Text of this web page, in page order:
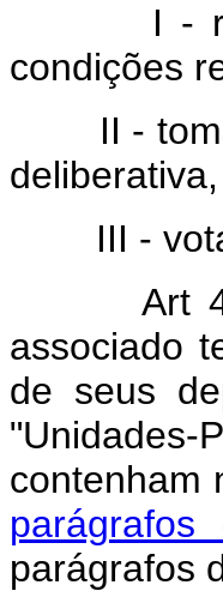
I -
condições
II -
III -
Art 4º
associado
de seus
"Unidades-
contenham
parágrafos